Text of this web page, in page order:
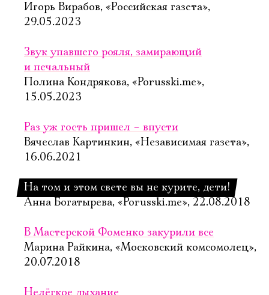
Игорь Вирабов, «Российская газета»,
29.05.2023
Звук упавшего рояля, замирающий
и печальный
Полина Кондрякова, «Porusski.me»,
15.05.2023
Раз уж гость пришел – впусти
Вячеслав Картинкин, «Независимая газета»,
16.06.2021
На том и этом свете вы не курите, дети!
Анна Богатырева, «Porusski.me», 22.08.2018
В Мастерской Фоменко закурили все
Марина Райкина, «Московский комсомолец»,
20.07.2018